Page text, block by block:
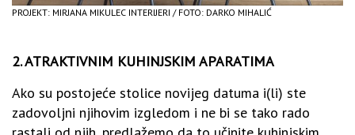
PROJEKT: MIRJANA MIKULEC INTERIJERI / FOTO: DARKO MIHALIĆ
2. ATRAKTIVNIM KUHINJSKIM APARATIMA
Ako su postojeće stolice novijeg datuma i(li) ste
zadovoljni njihovim izgledom i ne bi se tako rado